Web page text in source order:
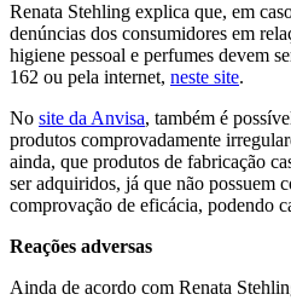
Renata Stehling explica que, em
denúncias dos consumidores em
higiene pessoal e perfumes devem
162 ou pela internet, neste site.
No site da Anvisa, também é
produtos comprovadamente
ainda, que produtos de fabricação
ser adquiridos, já que não possuem
comprovação de eficácia, podendo
Reações adversas
Ainda de acordo com Renata